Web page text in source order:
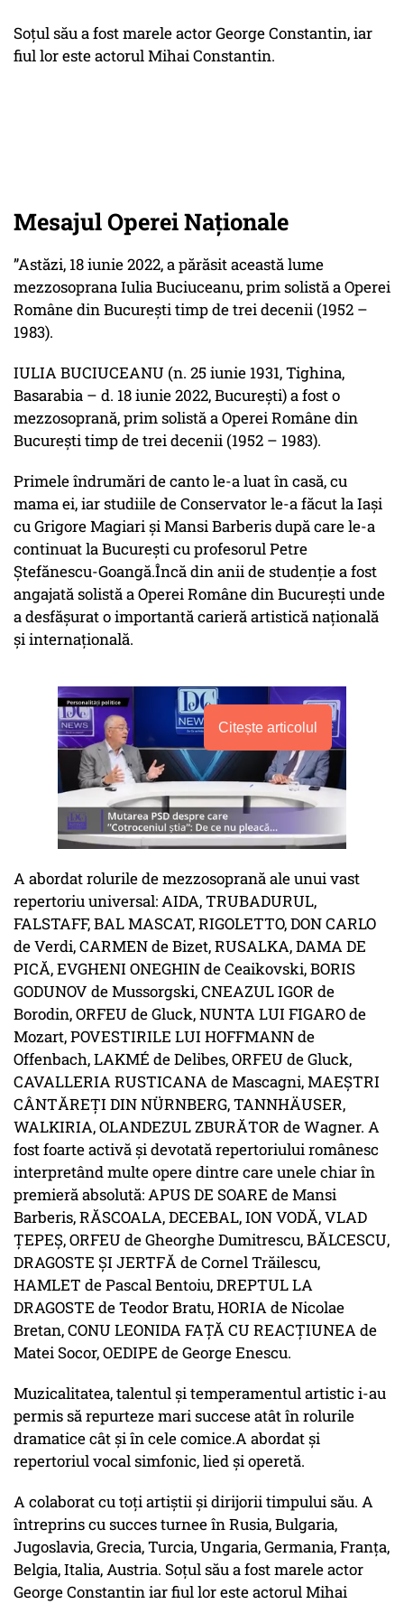
Soţul său a fost marele actor George Constantin, iar
fiul lor este actorul Mihai Constantin.
Mesajul Operei Naționale
”Astăzi, 18 iunie 2022, a părăsit această lume
mezzosoprana Iulia Buciuceanu, prim solistă a Operei
Române din București timp de trei decenii (1952 –
1983).​
IULIA BUCIUCEANU (n. 25 iunie 1931, Tighina,
Basarabia – d. 18 iunie 2022, București) a fost o
mezzosoprană, prim solistă a Operei Române din
București timp de trei decenii (1952 – 1983).
Primele îndrumări de canto le-a luat în casă, cu
mama ei, iar studiile de Conservator le-a făcut la Iași
cu Grigore Magiari și Mansi Barberis după care le-a
continuat la București cu profesorul Petre
Ștefănescu-Goangă.​Încă din anii de studenție a fost
angajată solistă a Operei Române din București unde
a desfășurat o importantă carieră artistică națională
și internațională.
Citește articolul
A abordat rolurile de mezzosoprană ale unui vast
repertoriu universal: AIDA, TRUBADURUL,
FALSTAFF, BAL MASCAT, RIGOLETTO, DON CARLO
de Verdi, CARMEN de Bizet, RUSALKA, DAMA DE
PICĂ, EVGHENI ONEGHIN de Ceaikovski, BORIS
GODUNOV de Mussorgski, CNEAZUL IGOR de
Borodin, ORFEU de Gluck, NUNTA LUI FIGARO de
Mozart, POVESTIRILE LUI HOFFMANN de
Offenbach, LAKMÉ de Delibes, ORFEU de Gluck,
CAVALLERIA RUSTICANA de Mascagni, MAEȘTRI
CÂNTĂREȚI DIN NÜRNBERG, TANNHÄUSER,
WALKIRIA, OLANDEZUL ZBURĂTOR de Wagner. A
fost foarte activă și devotată repertoriului românesc
interpretând multe opere dintre care unele chiar în
premieră absolută: APUS DE SOARE de Mansi
Barberis, RĂSCOALA, DECEBAL, ION VODĂ, VLAD
ȚEPEȘ, ORFEU de Gheorghe Dumitrescu, BĂLCESCU,
DRAGOSTE ȘI JERTFĂ de Cornel Trăilescu,
HAMLET de Pascal Bentoiu, DREPTUL LA
DRAGOSTE de Teodor Bratu, HORIA de Nicolae
Bretan, CONU LEONIDA FAȚĂ CU REACȚIUNEA de
Matei Socor, OEDIPE de George Enescu.​
Muzicalitatea, talentul și temperamentul artistic i-au
permis să repurteze mari succese atât în rolurile
dramatice cât și în cele comice.​A abordat și
repertoriul vocal simfonic, lied și operetă.​
A colaborat cu toți artiștii și dirijorii timpului său.​ A
întreprins cu succes turnee în Rusia, Bulgaria,
Jugoslavia, Grecia, Turcia, Ungaria, Germania, Franța,
Belgia, Italia, Austria.​ Soțul său a fost marele actor
George Constantin iar fiul lor este actorul Mihai